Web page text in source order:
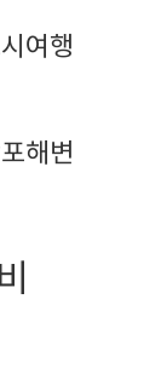
여행
해변